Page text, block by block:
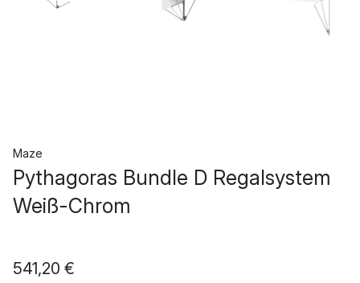
Maze
Pythagoras Bundle D Regalsystem
Weiß-Chrom
541,20 €